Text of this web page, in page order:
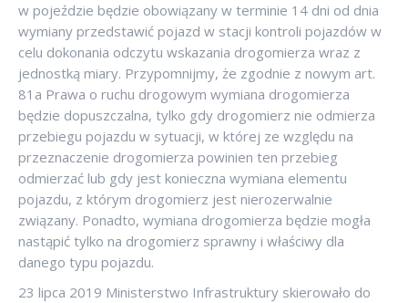
w pojeździe będzie obowiązany w terminie 14 dni od dnia
wymiany przedstawić pojazd w stacji kontroli pojazdów w
celu dokonania odczytu wskazania drogomierza wraz z
jednostką miary. Przypomnijmy, że zgodnie z nowym art.
81a Prawa o ruchu drogowym wymiana drogomierza
będzie dopuszczalna, tylko gdy drogomierz nie odmierza
przebiegu pojazdu w sytuacji, w której ze względu na
przeznaczenie drogomierza powinien ten przebieg
odmierzać lub gdy jest konieczna wymiana elementu
pojazdu, z którym drogomierz jest nierozerwalnie
związany. Ponadto, wymiana drogomierza będzie mogła
nastąpić tylko na drogomierz sprawny i właściwy dla
danego typu pojazdu.
23 lipca 2019 Ministerstwo Infrastruktury skierowało do